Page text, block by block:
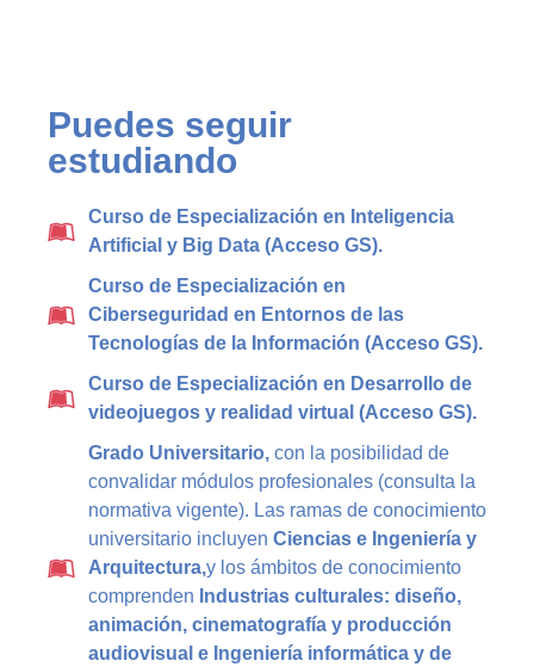
Puedes seguir
estudiando
Curso de Especialización en Inteligencia
Artificial y Big Data (Acceso GS).
Curso de Especialización en
Ciberseguridad en Entornos de las
Tecnologías de la Información (Acceso GS).
Curso de Especialización en Desarrollo de
videojuegos y realidad virtual (Acceso GS).
Grado Universitario, con la posibilidad de
convalidar módulos profesionales (consulta la
normativa vigente). Las ramas de conocimiento
universitario incluyen Ciencias e Ingeniería y
Arquitectura,y los ámbitos de conocimiento
comprenden Industrias culturales: diseño,
animación, cinematografía y producción
audiovisual e Ingeniería informática y de